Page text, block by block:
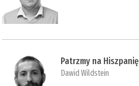
Patrzmy na Hiszpanię
Dawid Wildstein